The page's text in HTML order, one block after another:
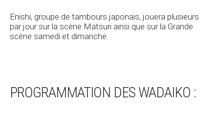
Enishi, groupe de tambours japonais, jouera plusieurs
par jour sur la scène Matsuri ainsi que sur la Grande
scène samedi et dimanche.
PROGRAMMATION DES WADAIKO :